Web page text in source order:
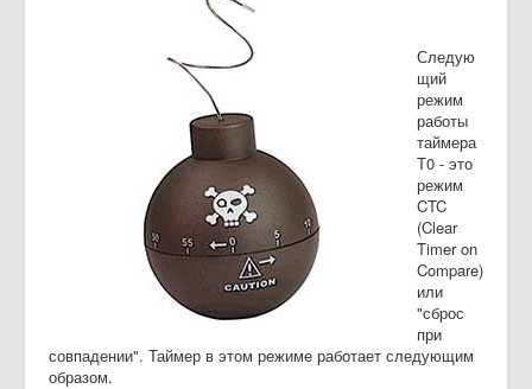
Следую
щий
режим
работы
таймера
Т0 - это
режим
CTC
(Clear
Timer on
Compare)
или
"сброс
при
совпадении". Таймер в этом режиме работает следующим
образом.